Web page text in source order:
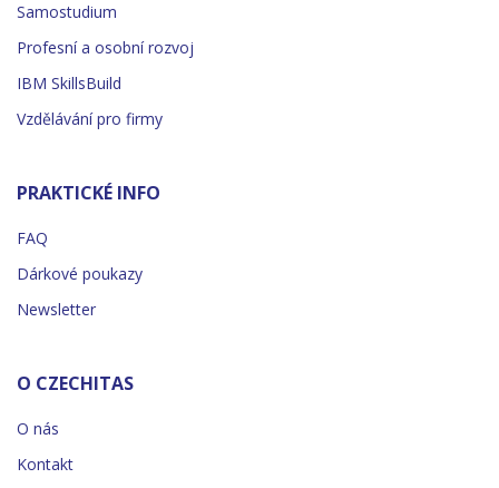
Samostudium
Profesní a osobní rozvoj
IBM SkillsBuild
Vzdělávání pro firmy
PRAKTICKÉ INFO
FAQ
Dárkové poukazy
Newsletter
O CZECHITAS
O nás
Kontakt